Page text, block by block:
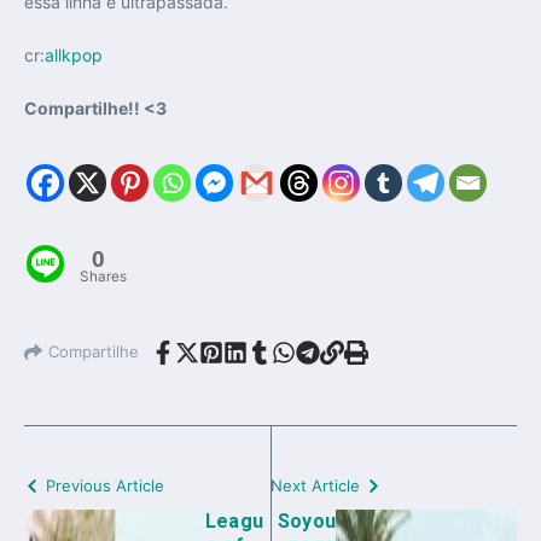
cr:allkpop
Compartilhe!! <3
0
Shares
Compartilhe
Previous Article
Leagu
Next Article
Soyou